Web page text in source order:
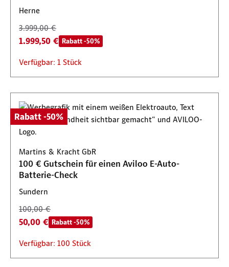
Herne
3.999,00 €
1.999,50 € Rabatt -50%
Verfügbar: 1 Stück
Rabatt -50%
Martins & Kracht GbR
100 € Gutschein für einen Aviloo E-Auto-
Batterie-Check
Sundern
100,00 €
50,00 € Rabatt -50%
Verfügbar: 100 Stück